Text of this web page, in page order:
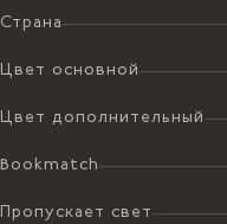
Страна
Цвет основной
Цвет дополнительный
Bookmatch
Пропускает свет